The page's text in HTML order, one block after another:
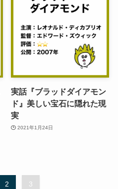
実話『ブラッドダイアモン
ド』美しい宝石に隠れた現
実
2021年1月24日
2 3